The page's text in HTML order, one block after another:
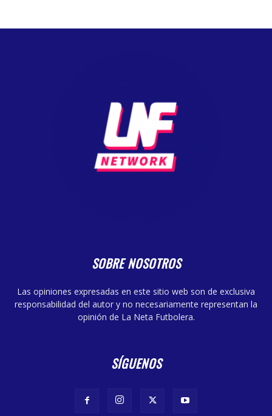
SOBRE NOSOTROS
Las opiniones expresadas en este sitio web son de exclusiva
responsabilidad del autor y no necesariamente representan la
opinión de La Neta Futbolera.
SÍGUENOS